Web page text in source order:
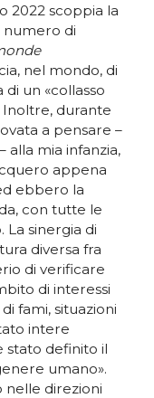
2022 scoppia la
numero di
nel mondo, di
un «collasso
Inoltre, durante
a pensare –
alla mia infanzia,
appena
ebbero la
con tutte le
sinergia di
diversa fra
di verificare
di interessi
fami, situazioni
intere
stato definito il
umano».
nelle direzioni